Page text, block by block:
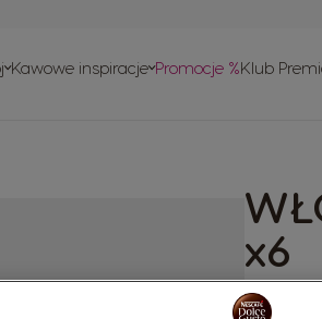
Kawowe inspiracje Promocje %Klub
x6